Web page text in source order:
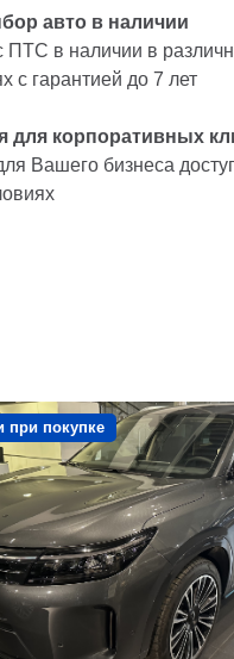
авто в наличии
ПТС в наличии в
с гарантией до 7 лет
для корпоративных
Вашего бизнеса
при покупке